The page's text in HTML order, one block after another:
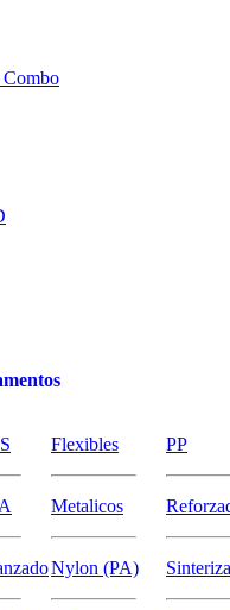
Flexibles
Metalicos
Nylon (PA)
PP